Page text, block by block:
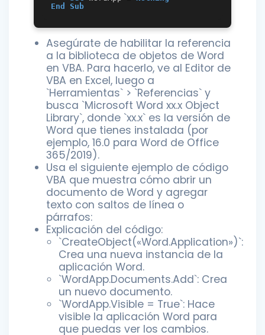
End
Sub
Asegúrate de habilitar la referencia
a la biblioteca de objetos de Word
en VBA. Para hacerlo, ve al Editor de
VBA en Excel, luego a
`Herramientas` > `Referencias` y
busca `Microsoft Word xx.x Object
Library`, donde `xx.x` es la versión de
Word que tienes instalada (por
ejemplo, 16.0 para Word de Office
365/2019).
Usa el siguiente ejemplo de código
VBA que muestra cómo abrir un
documento de Word y agregar
texto con saltos de línea o
párrafos:
Explicación del código:
`CreateObject(«Word.Application»)`:
Crea una nueva instancia de la
aplicación Word.
`WordApp.Documents.Add`: Crea
un nuevo documento.
`WordApp.Visible = True`: Hace
visible la aplicación Word para
que puedas ver los cambios.